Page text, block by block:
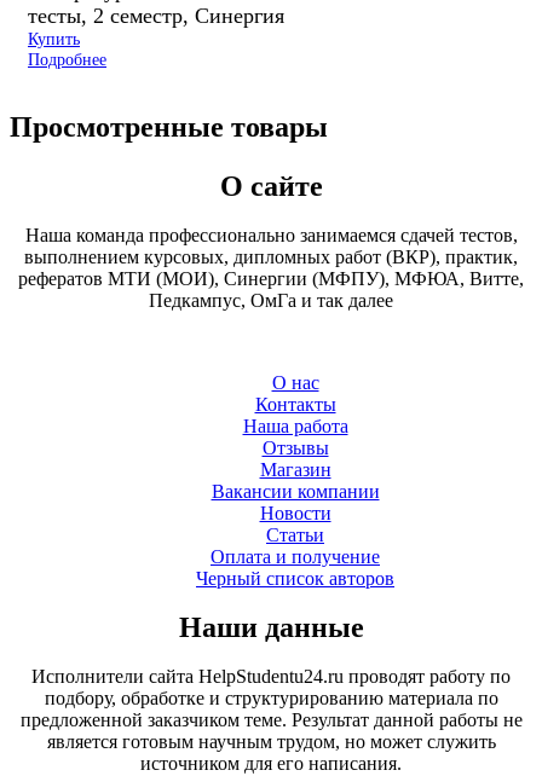
тесты, 2 семестр, Синергия
Купить
Подробнее
Просмотренные товары
О сайте
Наша команда профессионально занимаемся сдачей тестов,
выполнением курсовых, дипломных работ (ВКР), практик,
рефератов МТИ (МОИ), Синергии (МФПУ), МФЮА, Витте,
Педкампус, ОмГа и так далее
О нас
Контакты
Наша работа
Отзывы
Магазин
Вакансии компании
Новости
Статьи
Оплата и получение
Черный список авторов
Наши данные
Исполнители сайта HelpStudentu24.ru проводят работу по
подбору, обработке и структурированию материала по
предложенной заказчиком теме. Результат данной работы не
является готовым научным трудом, но может служить
источником для его написания.